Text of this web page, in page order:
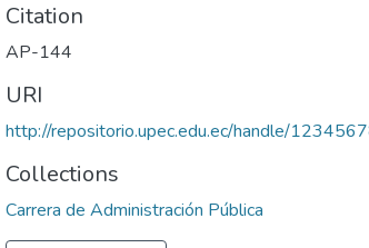
Citation
AP-144
URI
http://repositorio.upec.edu.ec/handle/
Collections
Carrera de Administración Pública